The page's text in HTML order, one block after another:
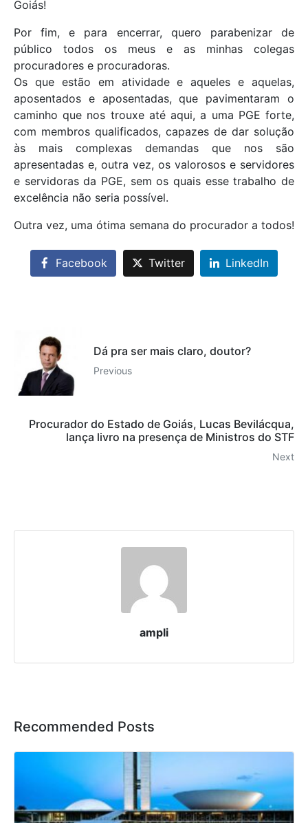
Goiás!
Por fim, e para encerrar, quero parabenizar de
público todos os meus e as minhas colegas
procuradores e procuradoras.
Os que estão em atividade e aqueles e aquelas,
aposentados e aposentadas, que pavimentaram o
caminho que nos trouxe até aqui, a uma PGE forte,
com membros qualificados, capazes de dar solução
às mais complexas demandas que nos são
apresentadas e, outra vez, os valorosos e servidores
e servidoras da PGE, sem os quais esse trabalho de
excelência não seria possível.
Outra vez, uma ótima semana do procurador a todos!
Facebook Twitter LinkedIn
Dá pra ser mais claro, doutor?
Previous
Procurador do Estado de Goiás, Lucas Bevilácqua,
lança livro na presença de Ministros do STF
Next
ampli
Recommended Posts